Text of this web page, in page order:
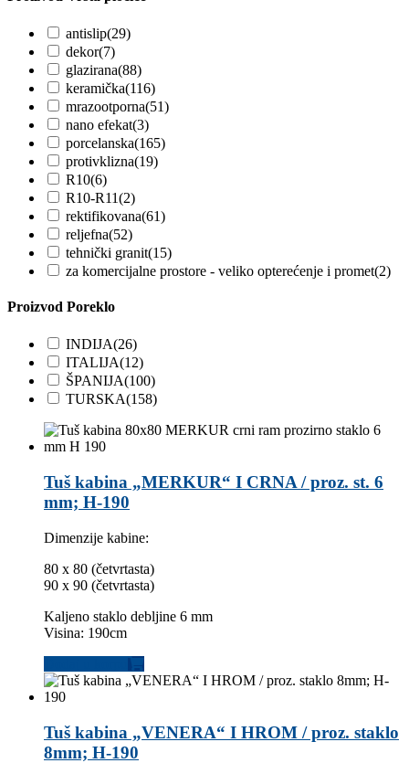
antislip(29)
dekor(7)
glazirana(88)
keramička(116)
mrazootporna(51)
nano efekat(3)
porcelanska(165)
protivklizna(19)
R10(6)
R10-R11(2)
rektifikovana(61)
reljefna(52)
tehnički granit(15)
za komercijalne prostore - veliko opterećenje i promet(2)
Proizvod Poreklo
INDIJA(26)
ITALIJA(12)
ŠPANIJA(100)
TURSKA(158)
Tuš kabina „MERKUR“ I CRNA / proz. st. 6
mm; H-190
Dimenzije kabine:
80 x 80 (četvrtasta)
90 x 90 (četvrtasta)
Kaljeno staklo debljine 6 mm
Visina: 190cm
Tuš kabina „VENERA“ I HROM / proz. staklo
8mm; H-190